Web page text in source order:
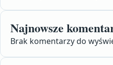
Najnowsze
Brak komentarzy do